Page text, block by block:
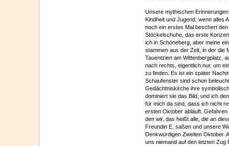
Unsere mythischen
Kindheit und Jugend, wenn alles
noch ein erstes Mal beschert
Stöckelschuhe, das erste
ich in Schöneberg, aber meine
stammen aus der Zeit, in der die
Tauentzien am Wittenbergplatz,
nach rechts, eigentlich nur, um
zu finden. Es ist ein später
Schaufenster sind schon
Gedächtniskirche ihre
dominiert sie das Bild, und ich
für mich da sind, dass ich nicht
ersten Oktober abläuft.
den wir, das heißt alle, die an
Freundin E. saßen und unsere
Denkwürdigen Zweiten Oktober.
uns niemand auf den letzten